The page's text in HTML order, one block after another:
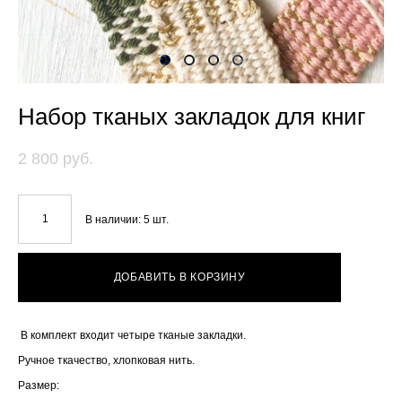
Набор тканых закладок для книг
2 800 pуб.
В наличии: 5 шт.
ДОБАВИТЬ В КОРЗИНУ
В комплект входит четыре тканые закладки.
Ручное ткачество, хлопковая нить.
Размер: